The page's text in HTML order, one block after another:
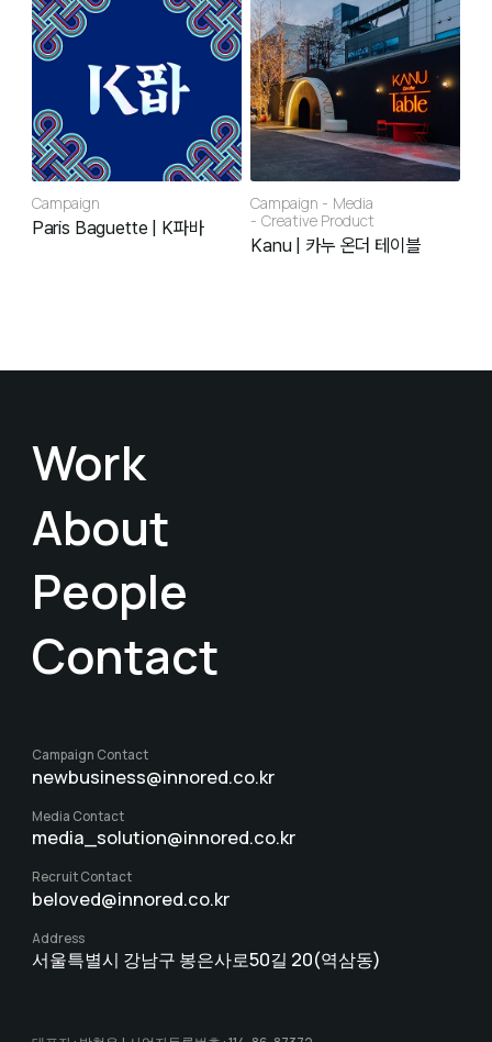
Campaign
Paris Baguette | K파바
Campaign
Media
Creative Product
Kanu | 카누 온더 테이블
Work
About
People
Contact
Campaign Contact
newbusiness@innored.co.kr
Media Contact
media_solution@innored.co.kr
Recruit Contact
beloved@innored.co.kr
Address
서울특별시 강남구 봉은사로50길 20(역삼동)